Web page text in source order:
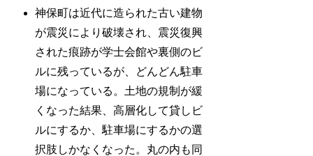
神保町は近代に造られた古い建物
が震災により破壊され、震災復興
された痕跡が学士会館や裏側のビ
ルに残っているが、どんどん駐車
場になっている。土地の規制が緩
くなった結果、高層化して貸しビ
ルにするか、駐車場にするかの選
択肢しかなくなった。丸の内も同